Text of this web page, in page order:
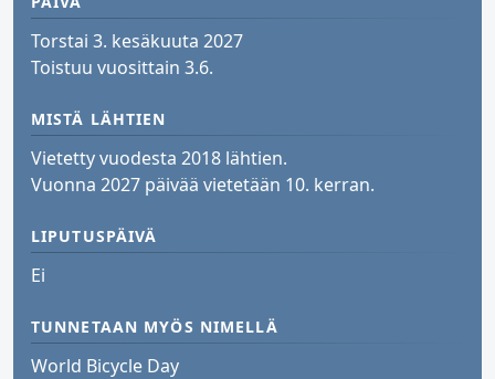
Torstai 3. kesäkuuta 2027
Toistuu vuosittain 3.6.
MISTÄ LÄHTIEN
Vietetty vuodesta 2018 lähtien.
Vuonna 2027 päivää vietetään 10. kerran.
LIPUTUSPÄIVÄ
Ei
TUNNETAAN MYÖS NIMELLÄ
World Bicycle Day